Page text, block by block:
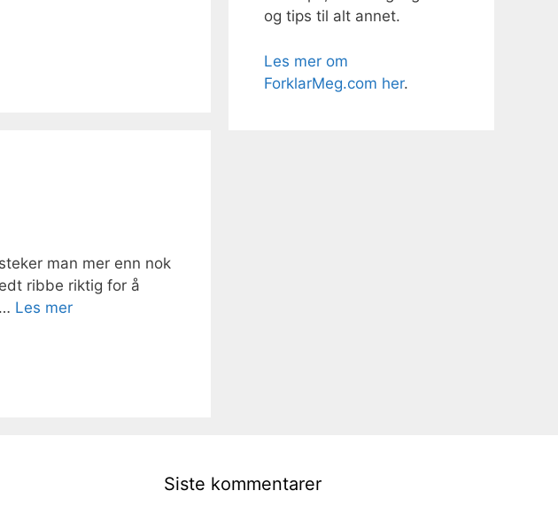
man mer enn nok
ribbe riktig for å
Les mer
og tips til alt annet.
Les mer om
ForklarMeg.com her.
Siste kommentarer